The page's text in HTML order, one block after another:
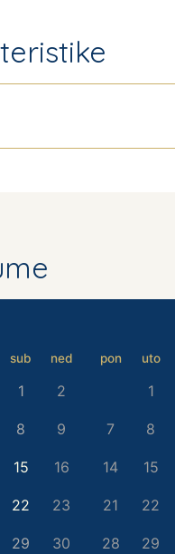
sub ned
1 2
8 9
15 16
22 23
29 30
pon uto
1
7 8
14 15
21 22
28 29